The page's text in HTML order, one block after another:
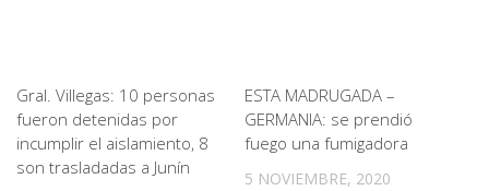
Gral. Villegas: 10 personas
fueron detenidas por
incumplir el aislamiento, 8
son trasladadas a Junín
ESTA MADRUGADA –
GERMANIA: se prendió
fuego una fumigadora
5 NOVIEMBRE, 2020